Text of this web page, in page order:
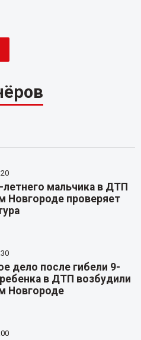
летнего мальчика в ДТП
Новгороде проверяет
дело после гибели 9-
в ДТП возбудили
Новгороде